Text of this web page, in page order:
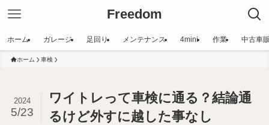
Freedom
ホーム ガレージ 足回り メンテナンス 4mini 作業 中古車
ホーム 車検
ワイトレって車検に通る？結論通
るけど外すに越した事なし
2024
5/23